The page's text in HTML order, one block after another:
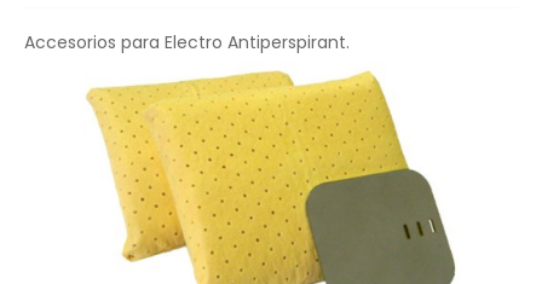
Accesorios para Electro Antiperspirant.